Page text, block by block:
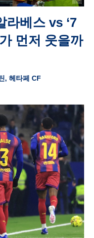
라베스 vs ‘7
먼저 웃을까
,헤타페 CF